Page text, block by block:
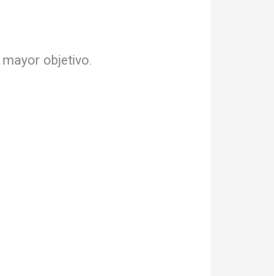
mayor objetivo.